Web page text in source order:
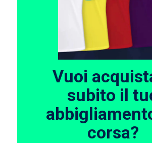
Vuoi
subito il
corsa?